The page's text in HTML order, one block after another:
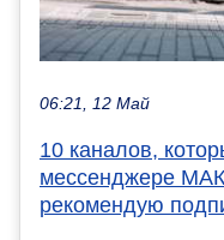
06:21, 12 Май
10 каналов,
мессенджере
рекомендую